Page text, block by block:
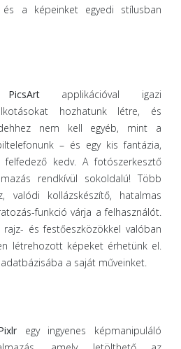
és a képeinket egyedi stílusban
PicsArtapplikációval igazi
hozhatunk létre, és
nem kell egyéb, mint a
– és egy kis fantázia,
felfedező kedv. A fotószerkesztő
rendkívül sokoldalú! Több
valódi kollázskészítő, hatalmas
funkció várja a felhasználót.
rajz- és festőeszközökkel valóban
létrehozott képeket érhetünk el.
a saját műveinket.
egy ingyenes képmanipuláló